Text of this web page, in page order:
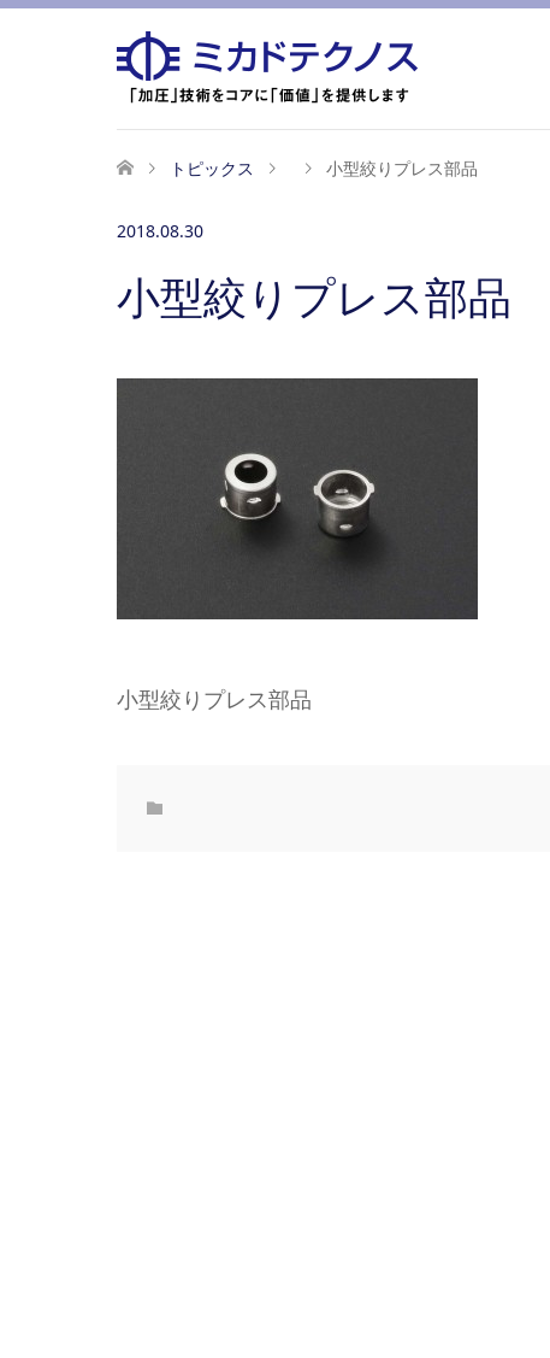
トピックス 小型絞りプレス部品
2018.08.30
小型絞りプレス部品
小型絞りプレス部品